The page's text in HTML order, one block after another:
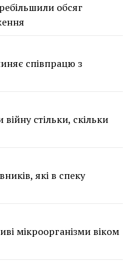
обсяг
співпрацю з
війну стільки, скільки
які в спеку
мікроорганізми віком